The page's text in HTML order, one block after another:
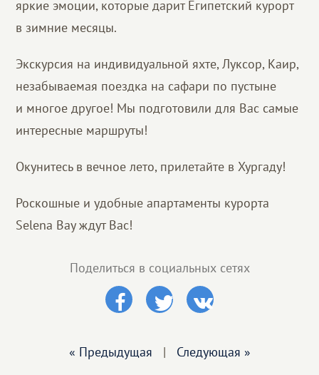
яркие эмоции, которые дарит Египетский курорт
в зимние месяцы.
Экскурсия на индивидуальной яхте, Луксор, Каир,
незабываемая поездка на сафари по пустыне
и многое другое! Мы подготовили для Вас самые
интересные маршруты!
Окунитесь в вечное лето, прилетайте в Хургаду!
Роскошные и удобные апартаменты курорта
Selena Bay ждут Вас!
Поделиться в социальных сетях
« Предыдущая | Следующая »